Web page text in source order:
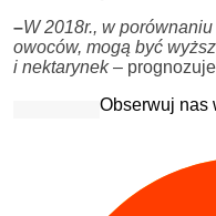
–W 2018r., w
owoców, mogą być
i nektarynek–
Obserwuj nas